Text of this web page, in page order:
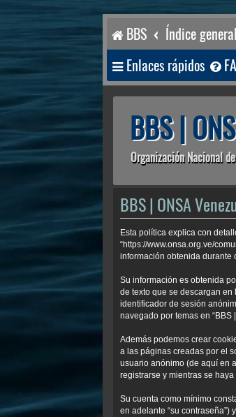
BBS Índice general
Enlaces rápidos
BBS |
Organización Nacional
BBS | ONSA
Esta política explica con
“https://www.onsa.org.ve/
información obtenida durante
Su información es obtenida
de texto que se descargan
identificador de sesión
navegado por temas en
Además podemos crear
a las páginas creadas por el
usuario anónimo (de aquí en
registrarse y mientras se
Su cuenta como mínimo
en adelante “su contraseña”)